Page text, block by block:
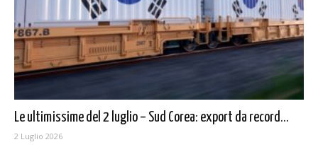
Le ultimissime del 2 luglio – Sud Corea: export da record...
2 Luglio 2026